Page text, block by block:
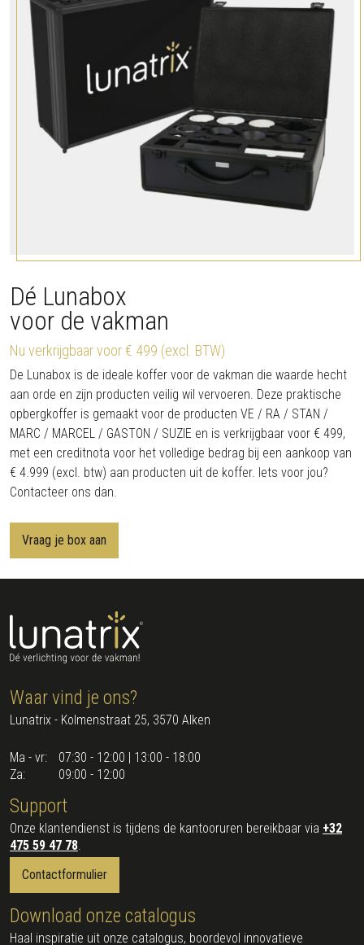
Dé Lunabox
voor de vakman
Nu verkrijgbaar voor € 499 (excl. BTW)
De Lunabox is de ideale koffer voor de vakman die waarde hecht
aan orde en zijn producten veilig wil vervoeren. Deze praktische
opbergkoffer is gemaakt voor de producten VE / RA / STAN /
MARC / MARCEL / GASTON / SUZIE en is verkrijgbaar voor € 499,
met een creditnota voor het volledige bedrag bij een aankoop van
€ 4.999 (excl. btw) aan producten uit de koffer. Iets voor jou?
Contacteer ons dan.
Vraag je box aan
Waar vind je ons?
Lunatrix - Kolmenstraat 25, 3570 Alken
Ma - vr:
07:30 - 12:00 | 13:00 - 18:00
Za:
09:00 - 12:00
Support
Onze klantendienst is tijdens de kantooruren bereikbaar via +32
475 59 47 78.
Contactformulier
Download onze catalogus
Haal inspiratie uit onze catalogus, boordevol innovatieve